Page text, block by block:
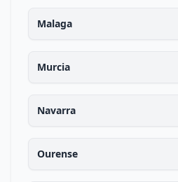
Malaga
Murcia
Navarra
Ourense